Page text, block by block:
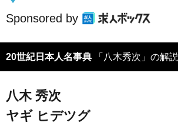
Sponsored by
20世紀日本人名事典 「八木秀次」の解説
八木 秀次
ヤギ ヒデツグ